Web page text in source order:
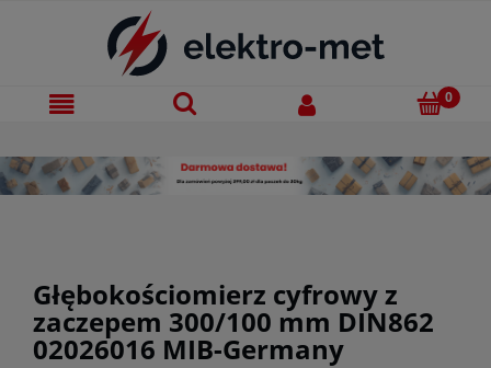
Głębokościomierz cyfrowy z
zaczepem 300/100 mm DIN862
02026016 MIB-Germany